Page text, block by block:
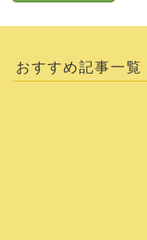
おすすめ記事一覧